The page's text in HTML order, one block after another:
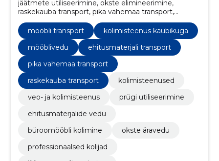
jäätmete utiliseerimine, okste elimineerimine,
raskekauba transport, pika vahemaa transport,
okste eemaldamine, ehitusmaterjalidevedu,
mööblivedu, kolimisteenused
mööbli transport
kolimisteenus kaubikuga
mööblivedu
ehitusmaterjali transport
pika vahemaa transport
raskekauba transport
kolimisteenused
veo- ja kolimisteenus
prügi utiliseerimine
ehitusmaterjalide vedu
büroomööbli kolimine
okste äravedu
professionaalsed kolijad